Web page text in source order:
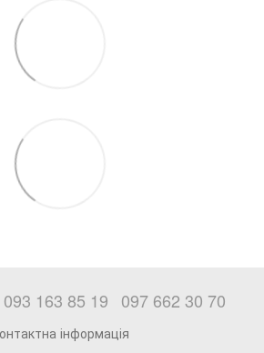
093 163 85 19 097 662 30 70
інформація